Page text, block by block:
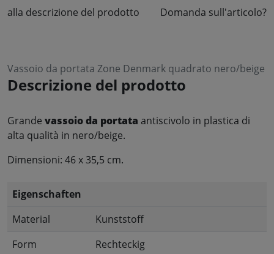
alla descrizione del prodotto Domanda sull'articolo?
Vassoio da portata Zone Denmark quadrato nero/beige
Descrizione del prodotto
Grande vassoio da portata antiscivolo in plastica di
alta qualità in nero/beige.
Dimensioni: 46 x 35,5 cm.
Eigenschaften
Material
Kunststoff
Form
Rechteckig